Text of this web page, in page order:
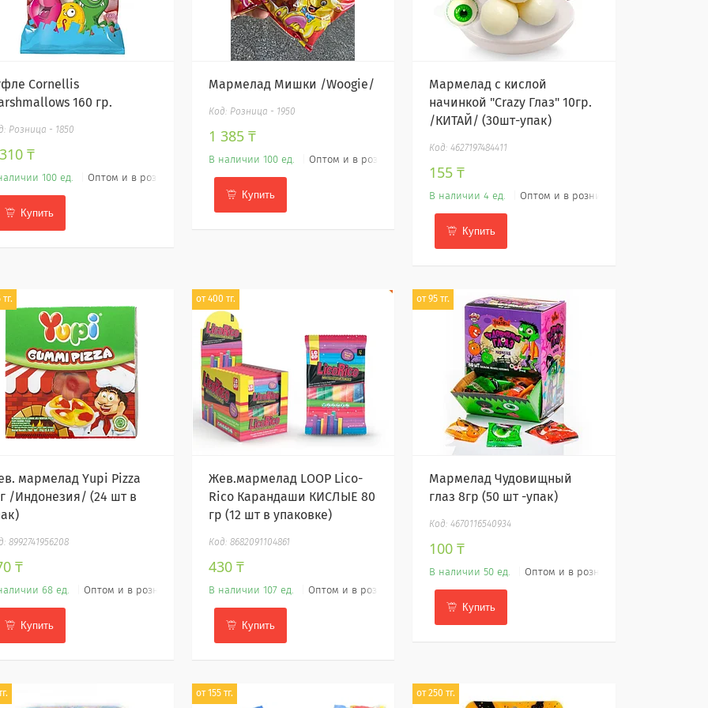
Cornellis
160 гр.
Розница - 1850
₸
100 ед. Оптом и в розницу
Купить
Мармелад Мишки /Woogie/
Розница - 1950
1 385 ₸
В наличии 100 ед. Оптом и в розницу
Купить
Мармелад с кислой
начинкой "Crazy Глаз" 10гр.
/КИТАЙ/ (30шт-упак)
4627197484411
155 ₸
В наличии 4 ед. Оптом и в розницу
Купить
мармелад Yupi Pizza
/Индонезия/ (24 шт в
8992741956208
₸
68 ед. Оптом и в розницу
Купить
от 400 тг.
Жев.мармелад LOOP Lico-
Rico Карандаши КИСЛЫЕ 80
гр (12 шт в упаковке)
8682091104861
430 ₸
В наличии 107 ед. Оптом и в розницу
Купить
от 95 тг.
Мармелад Чудовищный
глаз 8гр (50 шт -упак)
4670116540934
100 ₸
В наличии 50 ед. Оптом и в розницу
Купить
от 155 тг. от 250 тг.